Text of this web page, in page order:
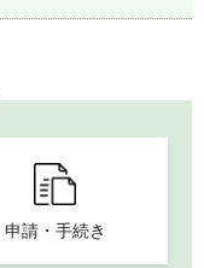
申請・手続き